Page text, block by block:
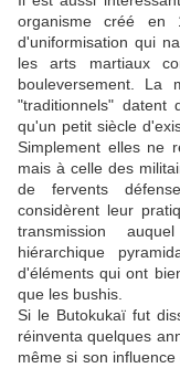
organisme créé en
d'uniformisation qui
les arts martiaux
bouleversement. La
"traditionnels" datent
qu'un petit siècle
Simplement elles ne
mais à celle des
de fervents
considèrent leur
transmission
hiérarchique
d'éléments qui ont
que les bushis.
Si le Butokukaï fut
réinventa quelques
même si son